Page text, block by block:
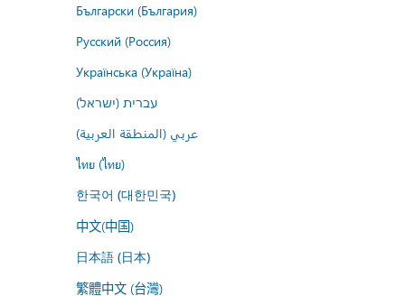
Български (България)
Русский (Россия)
Українська (Україна)
עברית (ישראל)
عربي (المنطقة العربية)
ไทย (ไทย)
한국어 (대한민국)
中文(中国)
日本語 (日本)
繁體中文 (台灣)